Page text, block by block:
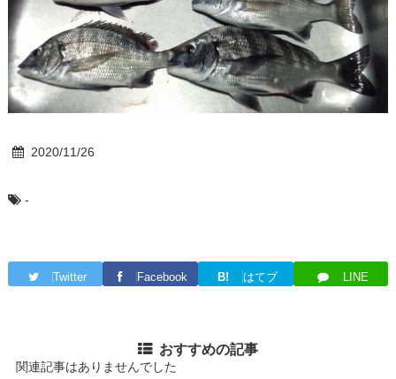
2020/11/26
-
Twitter Facebook B! はてブ LINE
おすすめの記事
関連記事はありませんでした